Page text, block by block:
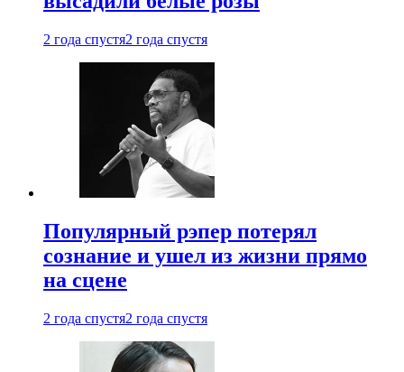
2 года спустя2 года спустя
Популярный рэпер потерял
сознание и ушел из жизни прямо
на сцене
2 года спустя2 года спустя